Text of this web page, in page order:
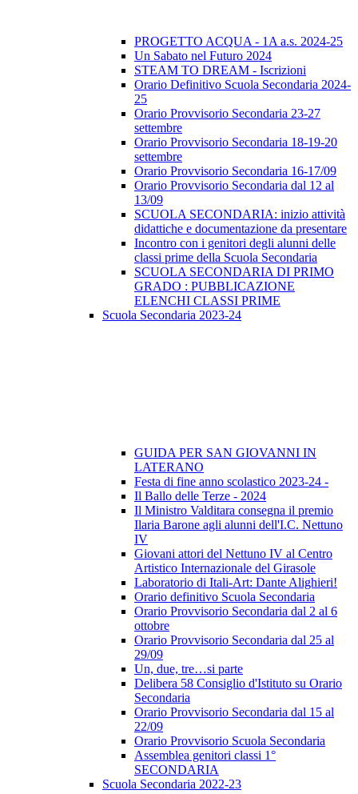
PROGETTO ACQUA - 1A a.s. 2024-25
Un Sabato nel Futuro 2024
STEAM TO DREAM - Iscrizioni
Orario Definitivo Scuola Secondaria 2024-
25
Orario Provvisorio Secondaria 23-27
settembre
Orario Provvisorio Secondaria 18-19-20
settembre
Orario Provvisorio Secondaria 16-17/09
Orario Provvisorio Secondaria dal 12 al
13/09
SCUOLA SECONDARIA: inizio attività
didattiche e documentazione da presentare
Incontro con i genitori degli alunni delle
classi prime della Scuola Secondaria
SCUOLA SECONDARIA DI PRIMO
GRADO : PUBBLICAZIONE
ELENCHI CLASSI PRIME
Scuola Secondaria 2023-24
GUIDA PER SAN GIOVANNI IN
LATERANO
Festa di fine anno scolastico 2023-24 -
Il Ballo delle Terze - 2024
Il Ministro Valditara consegna il premio
Ilaria Barone agli alunni dell'I.C. Nettuno
IV
Giovani attori del Nettuno IV al Centro
Artistico Internazionale del Girasole
Laboratorio di Itali-Art: Dante Alighieri!
Orario definitivo Scuola Secondaria
Orario Provvisorio Secondaria dal 2 al 6
ottobre
Orario Provvisorio Secondaria dal 25 al
29/09
Un, due, tre…si parte
Delibera 58 Consiglio d'Istituto su Orario
Secondaria
Orario Provvisorio Secondaria dal 15 al
22/09
Orario Provvisorio Scuola Secondaria
Assemblea genitori classi 1°
SECONDARIA
Scuola Secondaria 2022-23